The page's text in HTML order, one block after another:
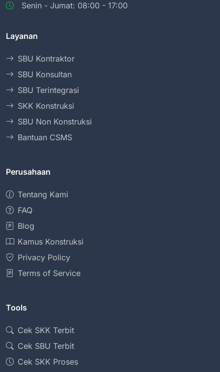
Senin - Jumat: 08:00 - 17:00
Layanan
SBU Kontraktor
SBU Konsultan
SBU Terintegrasi
SKK Konstruksi
SBU Non Konstruksi
Bantuan CSMS
Perusahaan
Tentang Kami
FAQ
Blog
Kamus Konstruksi
Privacy Policy
Terms of Service
Tools
Cek SKK Terbit
Cek SBU Terbit
Cek SKK Proses